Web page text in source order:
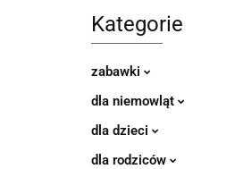
Kategorie
zabawki
dla niemowląt
dla dzieci
dla rodziców